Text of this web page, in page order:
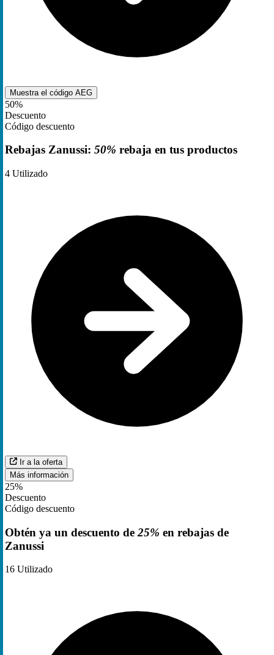
Muestra el código AEG
50%
Descuento
Código descuento
Rebajas Zanussi: 50% rebaja en tus productos
4 Utilizado
Ir a la oferta
Más información
25%
Descuento
Código descuento
Obtén ya un descuento de 25% en rebajas de
Zanussi
16 Utilizado